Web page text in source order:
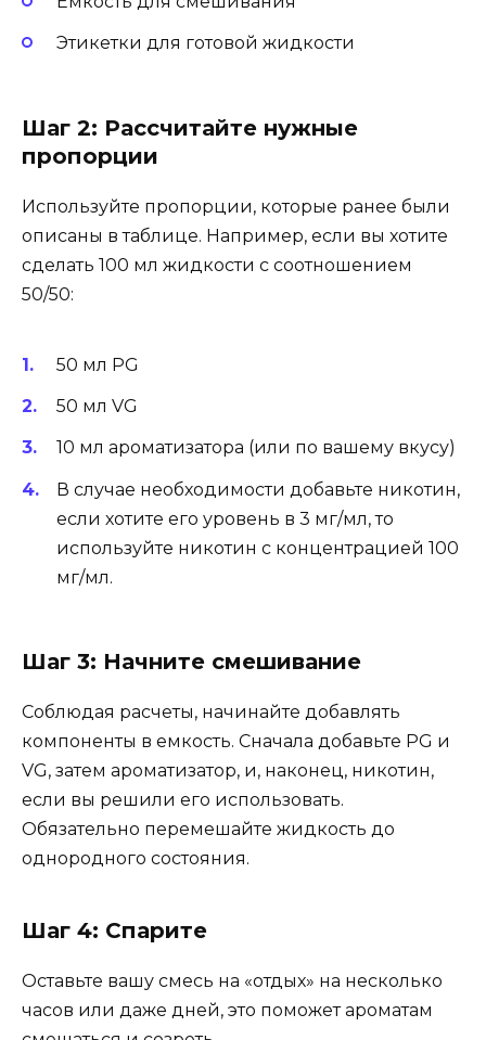
Этикетки для готовой жидкости
Шаг 2: Рассчитайте нужные
пропорции
Используйте пропорции, которые ранее были
описаны в таблице. Например, если вы хотите
сделать 100 мл жидкости с соотношением
50/50:
50 мл PG
50 мл VG
10 мл ароматизатора (или по вашему вкусу)
В случае необходимости добавьте никотин,
если хотите его уровень в 3 мг/мл, то
используйте никотин с концентрацией 100
мг/мл.
Шаг 3: Начните смешивание
Соблюдая расчеты, начинайте добавлять
компоненты в емкость. Сначала добавьте PG и
VG, затем ароматизатор, и, наконец, никотин,
если вы решили его использовать.
Обязательно перемешайте жидкость до
однородного состояния.
Шаг 4: Спарите
Оставьте вашу смесь на «отдых» на несколько
часов или даже дней, это поможет ароматам